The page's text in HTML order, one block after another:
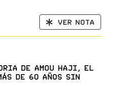
Ver nota
de Amou Haji, el
de 60 años sin